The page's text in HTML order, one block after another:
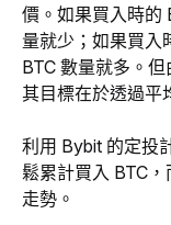
價。如果買入時的
量就少；如果買入
BTC 數量就多。
其目標在於透過平
利用 Bybit 的定投
鬆累計買入 BTC
走勢。